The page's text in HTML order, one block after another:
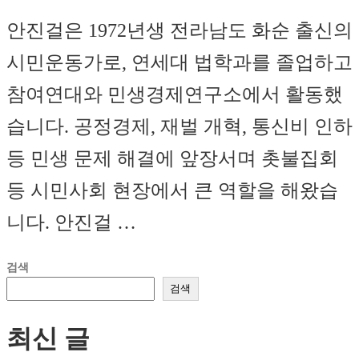
안진걸은 1972년생 전라남도 화순 출신의
시민운동가로, 연세대 법학과를 졸업하고
참여연대와 민생경제연구소에서 활동했
습니다. 공정경제, 재벌 개혁, 통신비 인하
등 민생 문제 해결에 앞장서며 촛불집회
등 시민사회 현장에서 큰 역할을 해왔습
니다. 안진걸 …
검색
검색
최신 글